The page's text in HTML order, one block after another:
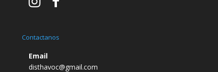
Contactanos
Email
disthavoc@gmail.com